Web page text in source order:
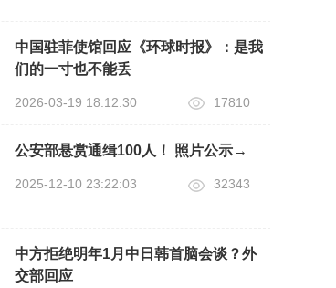
中国驻菲使馆回应《环球时报》：是我
们的一寸也不能丢
2026-03-19 18:12:30 17810
公安部悬赏通缉100人！ 照片公示→
2025-12-10 23:22:03 32343
中方拒绝明年1月中日韩首脑会谈？外
交部回应